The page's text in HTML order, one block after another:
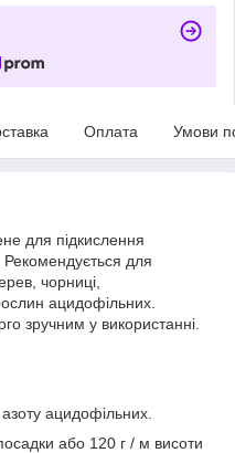
Оплата Умови
для підкислення
Рекомендується для
чорниці,
ацидофільних.
зручним у використанні.
ацидофільних.
або 120 г / м висоти